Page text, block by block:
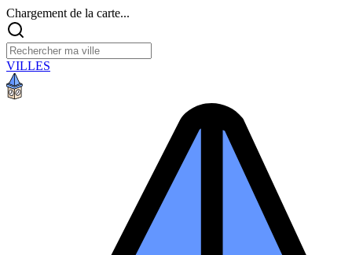
Chargement de la carte...
VILLES